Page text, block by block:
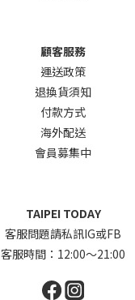
顧客服務
運送政策
退換貨須知
付款方式
海外配送
會員募集中
TAIPEI TODAY
客服問題請私訊IG或FB
客服時間：12:00～21:00